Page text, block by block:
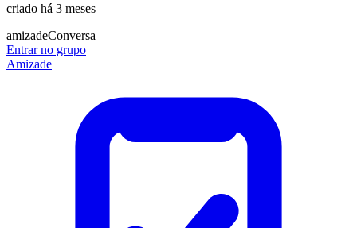
criado há 3 meses
amizadeConversa
Entrar no grupo
Amizade